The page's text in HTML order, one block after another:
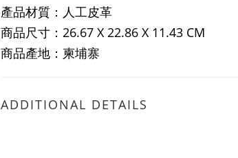
產品材質：人工皮革
商品尺寸：26.67 X 22.86 X 11.43 CM
商品產地：柬埔寨
ADDITIONAL DETAILS